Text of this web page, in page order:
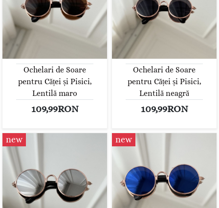
Ochelari de Soare
pentru Căței și Pisici,
Lentilă maro
109,99RON
Ochelari de Soare
pentru Căței și Pisici,
Lentilă neagră
109,99RON
new new